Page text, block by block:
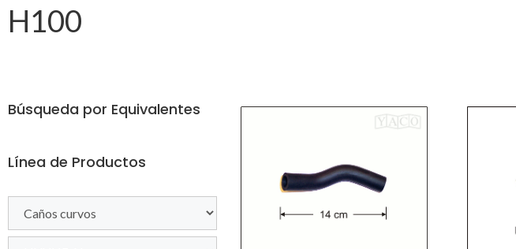
H100
Búsqueda por Equivalentes
Línea de Productos